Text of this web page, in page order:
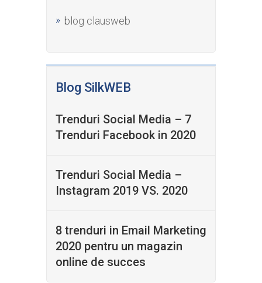
blog clausweb
Blog SilkWEB
Trenduri Social Media – 7
Trenduri Facebook in 2020
Trenduri Social Media –
Instagram 2019 VS. 2020
8 trenduri in Email Marketing
2020 pentru un magazin
online de succes